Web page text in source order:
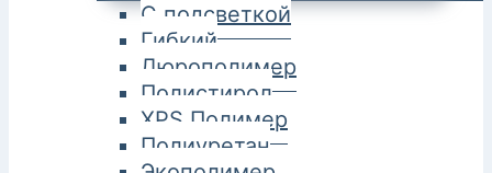
С подсветкой
Гибкий
Дюрополимер
Полистирол
XPS Полимер
Полиуретан